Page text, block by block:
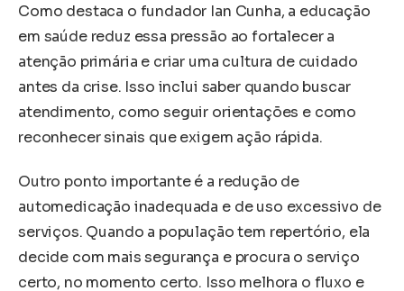
Como destaca o fundador Ian Cunha, a educação
em saúde reduz essa pressão ao fortalecer a
atenção primária e criar uma cultura de cuidado
antes da crise. Isso inclui saber quando buscar
atendimento, como seguir orientações e como
reconhecer sinais que exigem ação rápida.
Outro ponto importante é a redução de
automedicação inadequada e de uso excessivo de
serviços. Quando a população tem repertório, ela
decide com mais segurança e procura o serviço
certo, no momento certo. Isso melhora o fluxo e